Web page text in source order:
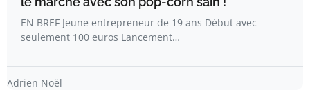
EN BREF Jeune entrepreneur de 19 ans Début avec
seulement 100 euros Lancement…
Adrien Noël